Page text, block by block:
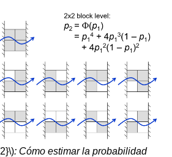
: Cómo estimar la probabilidad